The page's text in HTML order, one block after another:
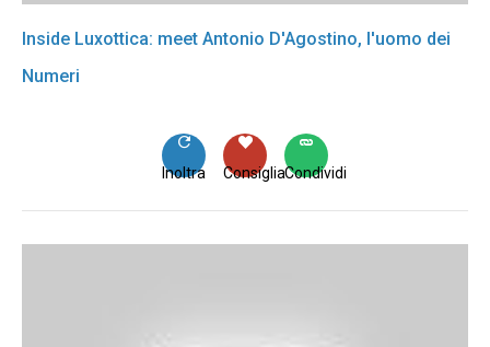
Inside Luxottica: meet Antonio D'Agostino, l'uomo dei
Numeri
Condividi
Consiglia
Inoltra